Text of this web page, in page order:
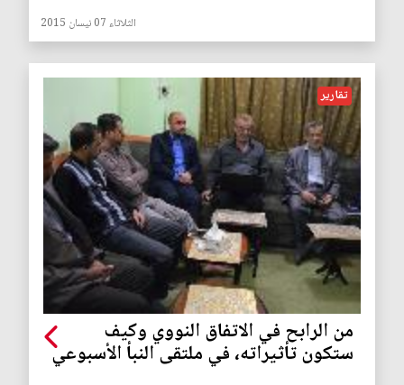
الثلاثاء 07 نيسان 2015
تقارير
من الرابح في الاتفاق النووي وكيف
ستكون تأثيراته، في ملتقى النبأ الأسبوعي